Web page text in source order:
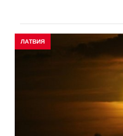
ЛАТВИЯ